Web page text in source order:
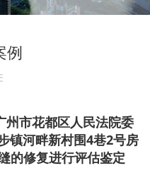
例
州市花都区人民法院委
镇河畔新村围4巷2号房
的修复进行评估鉴定